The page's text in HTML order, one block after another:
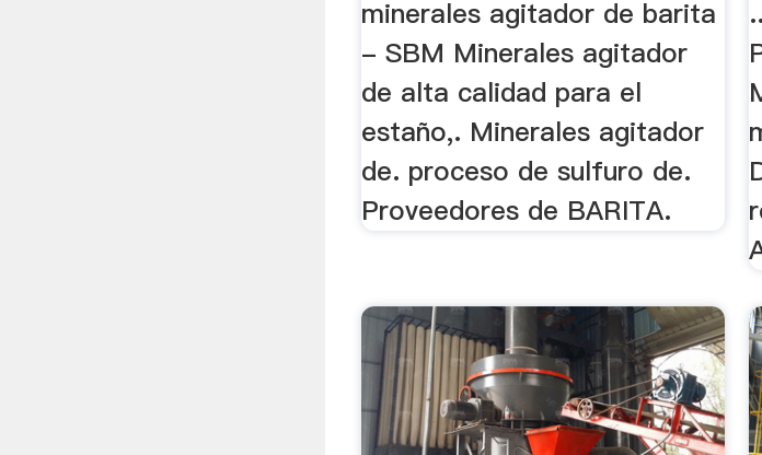
minerales agitador de barita
- SBM Minerales agitador
de alta calidad para el
estaño,. Minerales agitador
de. proceso de sulfuro de.
Proveedores de BARITA.